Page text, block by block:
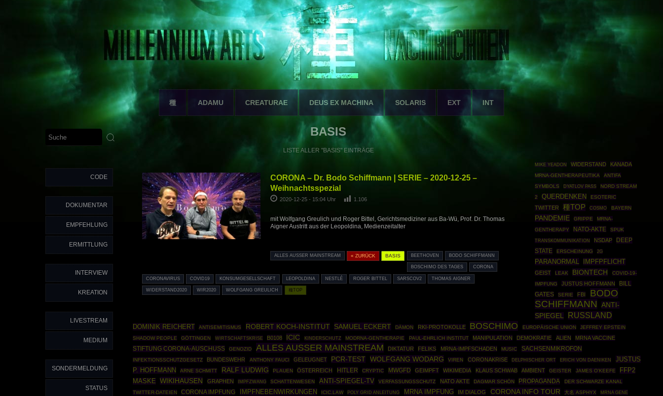
種 ADAMU CREATURAE DEUS EX MACHINA SOLARIS EXT INT
CODE
DOKUMENTAR
EMPFEHLUNG
ERMITTLUNG
INTERVIEW
KREATION
LIVESTREAM
MEDIUM
SONDERMELDUNG
STATUS
BASIS
LISTE ALLER "BASIS" EINTRÄGE
CORONA – Dr. Bodo Schiffmann | SERIE – 2020-12-25 –
Weihnachtsspezial
2020-12-25 - 15:04 Uhr 1.106
mit Wolfgang Greulich und Roger Bittel, Gerichtsmediziner aus Ba-Wü, Prof. Dr. Thomas
Aigner Austritt aus der Leopoldina, Medienzeitalter
ALLES AUSSER MAINSTREAM « ZURÜCK BASIS BEETHOVEN BODO SCHIFFMANN
BOSCHIMO DES TAGES CORONA
CORONAVIRUS COVID19 KONSUMGESELLSCHAFT LEOPOLDINA NESTLÉ ROGER BITTEL SARSCOV2 THOMAS AIGNER
WIDERSTAND2020 WIR2020 WOLFGANG GREULICH 種TOP
MIKE YEADON WIDERSTAND KANADA
MRNA-GENTHERAPEUTIKA
ANTIFA
SYMBOLS
DYATLOV PASS
NORD STREAM
2
QUERDENKEN ESOTERIC
TWITTER 種TOP COSMO BAYERN
PANDEMIE GRIPPE
MRNA-
GENTHERAPY
NATO-AKTE SPUK
TRANSKOMMUNIKATION NSDAP
DEEP
STATE
ERSCHEINUNG 2G
PARANORMAL IMPFPFLICHT
GEIST LEAK BIONTECH
COVID-19-
IMPFUNG
JUSTUS HOFFMANN
BILL
GATES
SERIE FBI
BODO
SCHIFFMANN
ANTI-
SPIEGEL
RUSSLAND
DOMINIK REICHERT ANTISEMITISMUS ROBERT KOCH-INSTITUT SAMUEL ECKERT DÄMON RKI-PROTOKOLLE BOSCHIMO EUROPÄISCHE UNION
JEFFREY EPSTEIN
SHADOW PEOPLE
GÖTTINGEN WIRTSCHAFTSKRISE B0108 ICIC KINDERSCHUTZ MODRNA-GENTHERAPIE PAUL-EHRLICH INSTITUT MANIPULATION DEMOKRATIE ALIEN MRNA VACCINE
STIFTUNG CORONA-AUSCHUSS GENOZID ALLES AUSSER MAINSTREAM DIKTATUR FELIKS MRNA-IMPFSCHADEN MUSIC SACHSENMIKROFON
INFEKTIONSSCHUTZGESETZ BUNDESWEHR ANTHONY FAUCI GELEUGNET PCR-TEST WOLFGANG WODARG VIREN CORONAKRISE DELPHISCHER ORT ERICH VON DAENIKEN
JUSTUS
P. HOFFMANN
ARNE SCHMITT RALF LUDWIG PLAUEN ÖSTERREICH HITLER CRYPTIC MWGFD GEIMPFT WIKIMEDIA KLAUS SCHWAB AMBIENT GEISTER JAMES O'KEEFE
FFP2
MASKE
WIKIHAUSEN GRAPHEN IMPFZWANG SCHATTENWESEN ANTI-SPIEGEL-TV VERFASSUNGSSCHUTZ NATO AKTE DAGMAR SCHÖN PROPAGANDA
DER SCHWARZE KANAL
TWITTER-DATEIEN
CORONA IMPFUNG IMPFNEBENWIRKUNGEN ICIC.LAW POLY GRID ANLEITUNG MRNA IMPFUNG IM DIALOG CORONA INFO TOUR 大名 ASPHYX
MRNA GENE